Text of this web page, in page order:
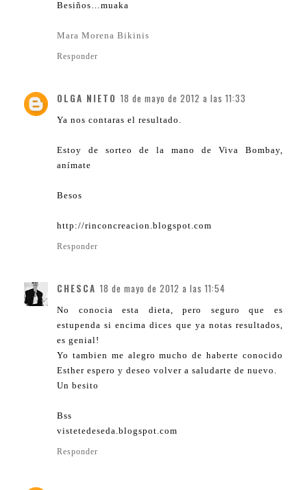
Besiños…muaka
Mara Morena Bikinis
Responder
OLGA NIETO 18 de mayo de 2012 a las 11:33
Ya nos contaras el resultado.
Estoy de sorteo de la mano de Viva Bombay,
anímate
Besos
http://rinconcreacion.blogspot.com
Responder
CHESCA 18 de mayo de 2012 a las 11:54
No conocia esta dieta, pero seguro que es
estupenda si encima dices que ya notas resultados,
es genial!
Yo tambien me alegro mucho de haberte conocido
Esther espero y deseo volver a saludarte de nuevo.
Un besito
Bss
vistetedeseda.blogspot.com
Responder